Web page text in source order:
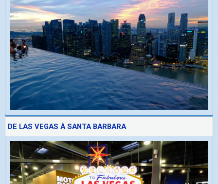
DE LAS VEGAS À SANTA BARBARA